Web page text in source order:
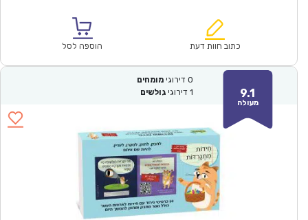
₪171.00.
הוא:
כתוב חוות דעת הוספה לסל
9.1
מעולה
0 דירוגי מומחים
1 דירוגי גולשים